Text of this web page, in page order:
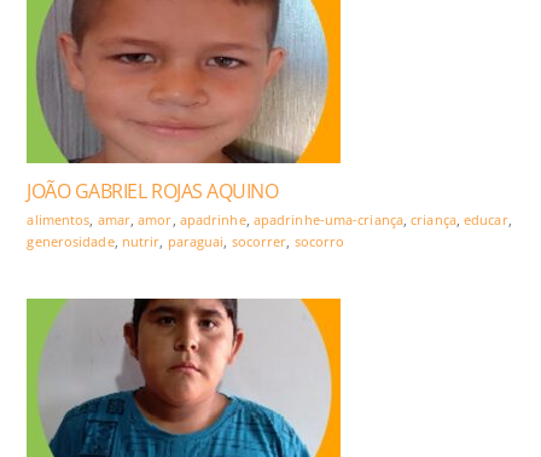
JOÃO GABRIEL ROJAS AQUINO
alimentos, amar,amor, apadrinhe, apadrinhe-uma-criança,criança,educar,
generosidade, nutrir, paraguai, socorrer, socorro